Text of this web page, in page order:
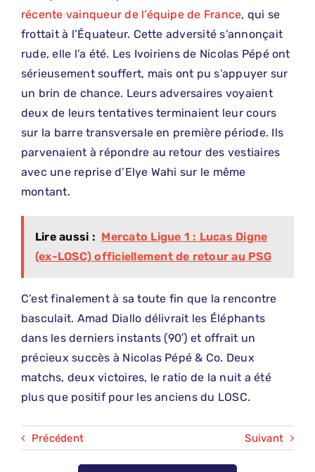
récente vainqueur de l’équipe de France, qui se
frottait à l’Équateur. Cette adversité s’annonçait
rude, elle l’a été. Les Ivoiriens de Nicolas Pépé ont
sérieusement souffert, mais ont pu s’appuyer sur
un brin de chance. Leurs adversaires voyaient
deux de leurs tentatives terminaient leur cours
sur la barre transversale en première période. Ils
parvenaient à répondre au retour des vestiaires
avec une reprise d’Elye Wahi sur le même
montant.
Lire aussi : Mercato Ligue 1 : Lucas Digne
(ex-LOSC) officiellement de retour au PSG
C’est finalement à sa toute fin que la rencontre
basculait. Amad Diallo délivrait les Éléphants
dans les derniers instants (90′) et offrait un
précieux succès à Nicolas Pépé & Co. Deux
matchs, deux victoires, le ratio de la nuit a été
plus que positif pour les anciens du LOSC.
Précédent Suivant